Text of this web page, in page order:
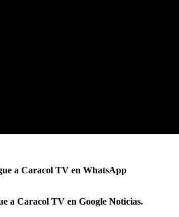
a Caracol TV en WhatsApp
a Caracol TV en Google Noticias.